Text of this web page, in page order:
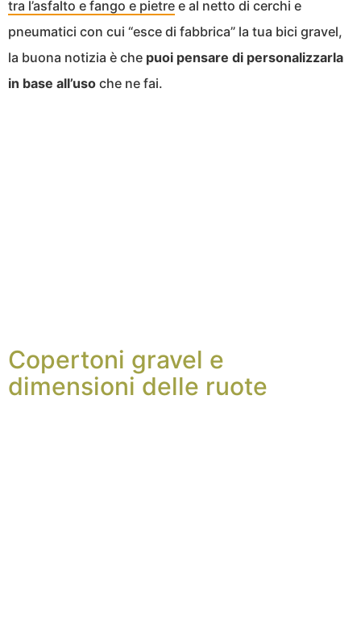
tra l’asfalto e fango e pietre e al netto di cerchi e
pneumatici con cui “esce di fabbrica” la tua bici gravel,
la buona notizia è che puoi pensare di personalizzarla
in base all’uso che ne fai.
Copertoni gravel e
dimensioni delle ruote